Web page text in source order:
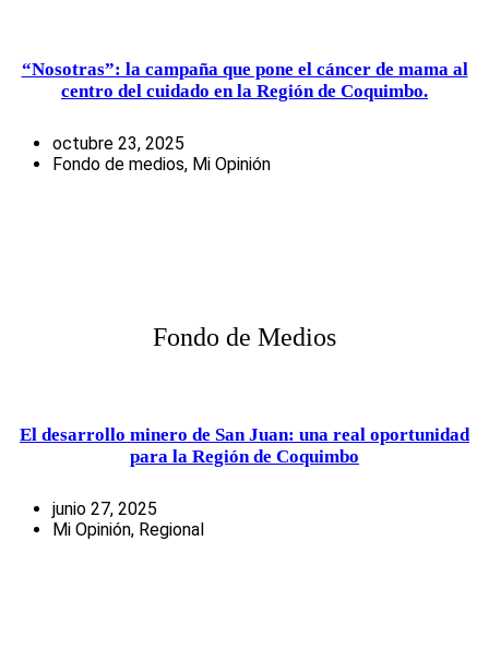
“Nosotras”: la campaña que pone el cáncer de mama al
centro del cuidado en la Región de Coquimbo.
octubre 23, 2025
Fondo de medios, Mi Opinión
Fondo de Medios
El desarrollo minero de San Juan: una real oportunidad
para la Región de Coquimbo
junio 27, 2025
Mi Opinión, Regional